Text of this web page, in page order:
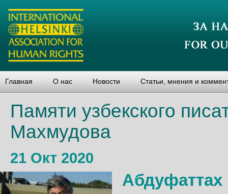
Главная О нас Новости Статьи, мнения и
Памяти узбекского
Махмудова
21 Окт 2020